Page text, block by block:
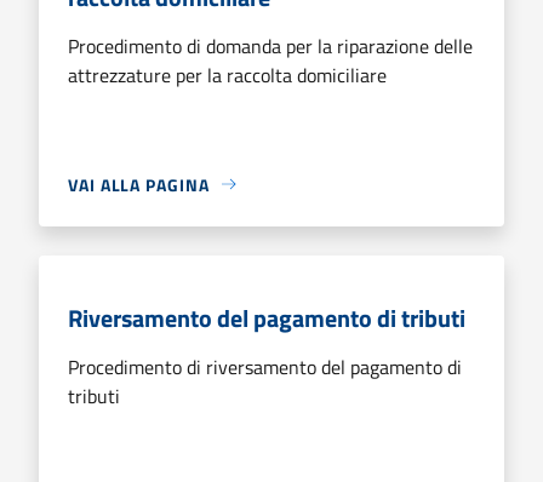
Procedimento di domanda per la riparazione delle
attrezzature per la raccolta domiciliare
VAI ALLA PAGINA
Riversamento del pagamento di tributi
Procedimento di riversamento del pagamento di
tributi